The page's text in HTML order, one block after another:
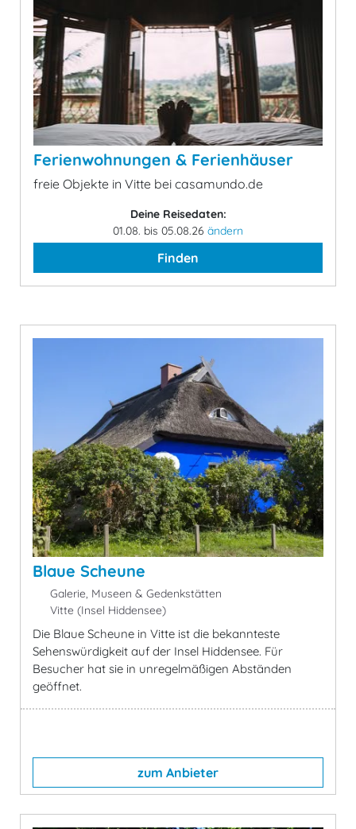
Ferienwohnungen & Ferienhäuser
freie Objekte in Vitte bei casamundo.de
Deine Reisedaten:
01.08. bis 05.08.26 ändern
Finden
Blaue Scheune
Galerie, Museen & Gedenkstätten
Vitte (Insel Hiddensee)
Die Blaue Scheune in Vitte ist die bekannteste
Sehenswürdigkeit auf der Insel Hiddensee. Für
Besucher hat sie in unregelmäßigen Abständen
geöffnet.
zum Anbieter